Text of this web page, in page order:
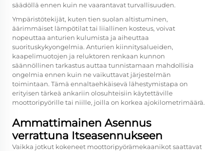
säädöllä ennen kuin ne vaarantavat turvallisuuden.
Ympäristötekijät, kuten tien suolan altistuminen,
äärimmäiset lämpötilat tai liiallinen kosteus, voivat
nopeuttaa anturien kulumista ja aiheuttaa
suorituskykyongelmia. Anturien kiinnitysalueiden,
kaapelimuotojen ja reluktoren renkaan kunnon
säännöllinen tarkastus auttaa tunnistamaan mahdollisia
ongelmia ennen kuin ne vaikuttavat järjestelmän
toimintaan. Tämä ennaltaehkäisevä lähestymistapa on
erityisen tärkeä ankariin olosuhteisiin käytettäville
moottoripyörille tai niille, joilla on korkea ajokilometrimäärä.
Ammattimainen Asennus
verrattuna Itseasennukseen
Vaikka jotkut kokeneet moottoripyörämekaanikot saattavat